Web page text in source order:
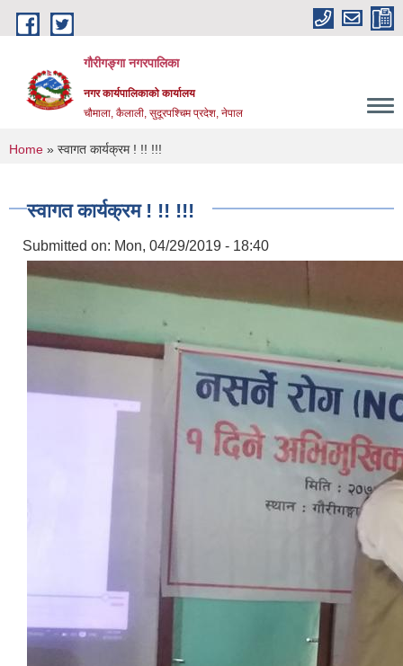
Skip to main content
गौरीगङ्गा नगरपालिका
नगर कार्यपालिकाको कार्यालय
चौमाला, कैलाली, सुदूरपश्चिम प्रदेश, नेपाल
You are here
Home » स्वागत कार्यक्रम ! !! !!!
स्वागत कार्यक्रम ! !! !!!
Submitted on: Mon, 04/29/2019 - 18:40